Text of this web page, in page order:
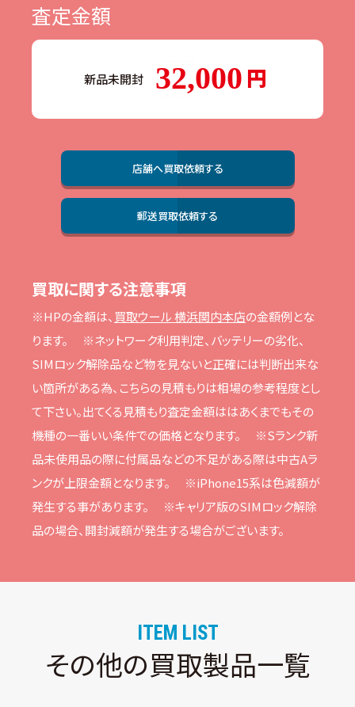
査定金額
新品未開封 32,000
店舗へ買取依頼する
郵送買取依頼する
買取に関する注意事項
※HPの⾦額は、 買取ウール 横浜関内本店の⾦額例とな
ります。
※ネットワーク利⽤判定、バッテリーの劣化、
SIMロック解除品など物を⾒ないと正確には判断出来な
い箇所がある為、こちらの⾒積もりは相場の参考程度とし
て下さい。出てくる⾒積もり査定⾦額ははあくまでもその
機種の⼀番いい条件での価格となります。
※Sランク新
品未使⽤品の際に付属品などの不⾜がある際は中古Aラ
ンクが上限⾦額となります。
※iPhone15系は⾊減額が
発⽣する事があります。
※キャリア版のSIMロック解除
品の場合、開封減額が発⽣する場合がございます。
ITEM LIST
その他の買取製品一覧